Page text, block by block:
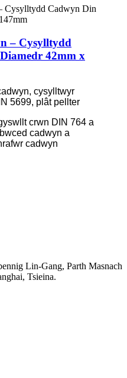
– Cysylltydd
42mm x
cysylltwyr
5699, plât pellter
crwn DIN 764 a
cadwyn a
cadwyn
Lin-Gang, Parth Masnach
Tsieina.